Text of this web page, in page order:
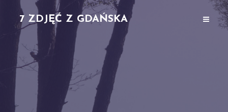
7 ZDJĘĆ Z GDAŃSKA